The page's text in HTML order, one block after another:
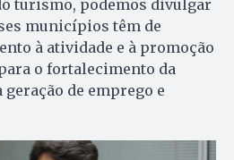
turismo, podemos divulgar
municípios têm de
à atividade e à promoção
o fortalecimento da
de emprego e